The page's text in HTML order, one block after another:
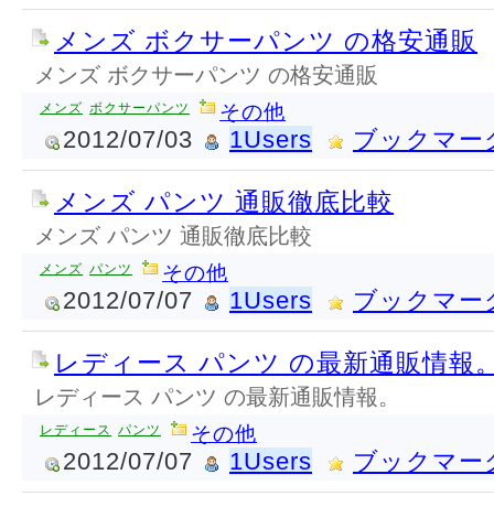
メンズ ボクサーパンツ の格安通販
メンズ ボクサーパンツ の格安通販
メンズ ボクサーパンツ その他
2012/07/03 1Users ブックマー
メンズ パンツ 通販徹底比較
メンズ パンツ 通販徹底比較
メンズ パンツ その他
2012/07/07 1Users ブックマー
レディース パンツ の最新通販情報
レディース パンツ の最新通販情報。
レディース パンツ その他
2012/07/07 1Users ブックマー